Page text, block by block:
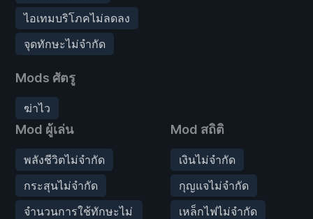
ไอเทมบริโภคไม่ลดลง
จุดทักษะไม่จำกัด
Mods ศัตรู
ฆ่าไว
Mod ผู้เล่น
พลังชีวิตไม่จำกัด
กระสุนไม่จำกัด
จำนวนการใช้ทักษะไม่
Mod สถิติ
เงินไม่จำกัด
กุญแจไม่จำกัด
เหล็กไฟไม่จำกัด